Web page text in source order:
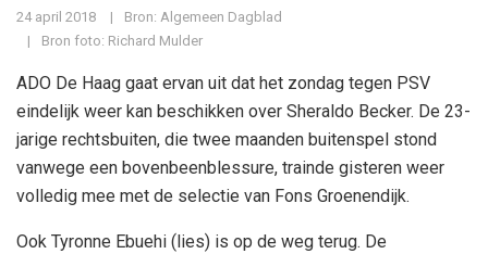
24 april 2018
Bron: Algemeen Dagblad
Bron foto: Richard Mulder
ADO De Haag gaat ervan uit dat het zondag tegen PSV
eindelijk weer kan beschikken over Sheraldo Becker. De 23-
jarige rechtsbuiten, die twee maanden buitenspel stond
vanwege een bovenbeenblessure, trainde gisteren weer
volledig mee met de selectie van Fons Groenendijk.
Ook Tyronne Ebuehi (lies) is op de weg terug. De